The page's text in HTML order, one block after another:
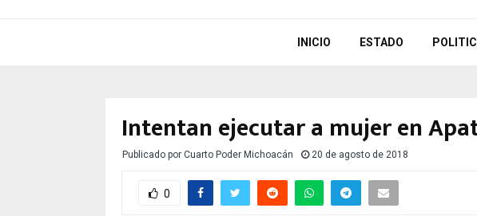
INICIO ESTADO
Intentan ejecutar a mujer en
Publicado por Cuarto Poder Michoacán 20 de agosto de 2018
0